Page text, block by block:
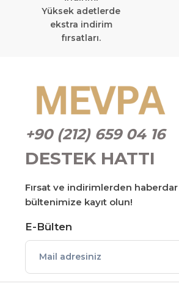
Yüksek adetlerde
ekstra indirim
fırsatları.
+90 (212) 659 04 16
DESTEK HATTI
Fırsat ve indirimlerden
bültenimize kayıt olun!
E-Bülten